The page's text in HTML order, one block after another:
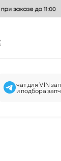
чат для VIN
и подбора